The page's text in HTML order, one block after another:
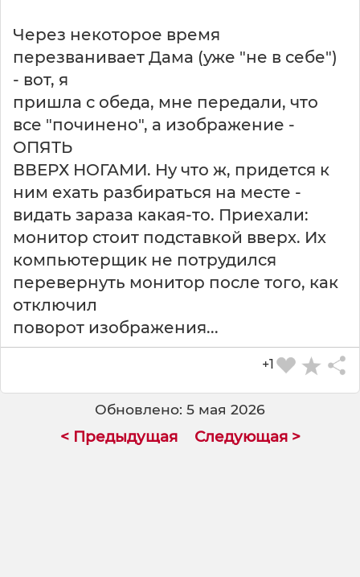
Через некоторое время
перезванивает Дама (уже "не в себе")
- вот, я
пришла с обеда, мне передали, что
все "починено", а изображение -
ОПЯТЬ
ВВЕРХ НОГАМИ. Ну что ж, придется к
ним ехать разбираться на месте -
видать зараза какая-то. Приехали:
монитор стоит подставкой вверх. Их
компьютерщик не потрудился
перевернуть монитор после того, как
отключил
поворот изображения...
+1
Обновлено: 5 мая 2026
< Предыдущая Следующая >